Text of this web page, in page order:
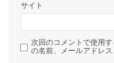
サイト
次回のコメントで使用
の名前、メールアドレス